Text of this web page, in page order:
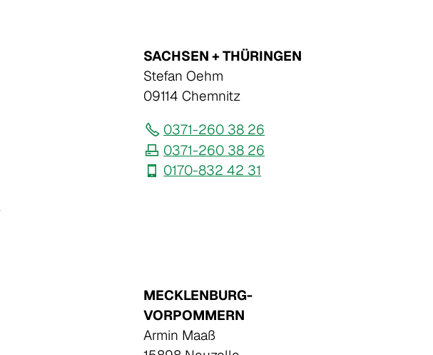
SACHSEN + THÜRINGEN
Stefan Oehm
09114 Chemnitz
0371-260 38 26
0371-260 38 26
0170-832 42 31
MECKLENBURG-
VORPOMMERN
Armin Maaß